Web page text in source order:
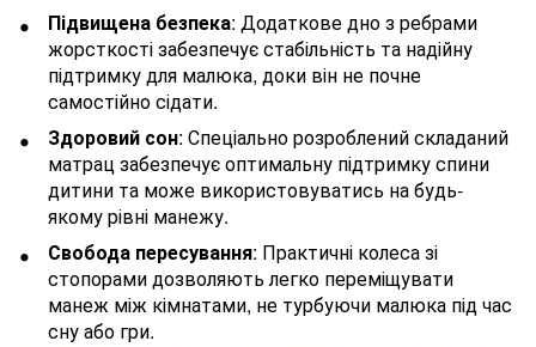
Підвищена безпека: Додаткове дно з ребрами
жорсткості забезпечує стабільність та надійну
підтримку для малюка, доки він не почне
самостійно сідати.
Здоровий сон: Спеціально розроблений складаний
матрац забезпечує оптимальну підтримку спини
дитини та може використовуватись на будь-
якому рівні манежу.
Свобода пересування: Практичні колеса зі
стопорами дозволяють легко переміщувати
манеж між кімнатами, не турбуючи малюка під час
сну або гри.